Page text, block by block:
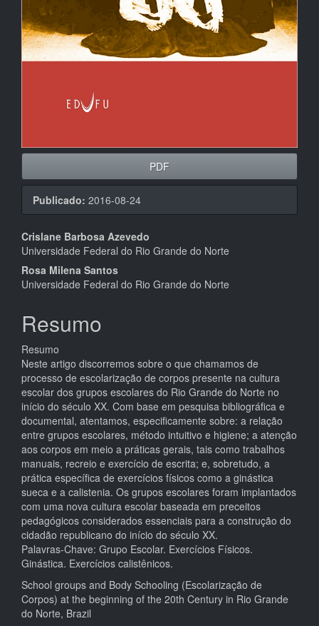
PDF
Publicado: 2016-08-24
Conteúdo
do
artigo
principal
Crislane Barbosa Azevedo
Universidade Federal do Rio Grande do Norte
Rosa Milena Santos
Universidade Federal do Rio Grande do Norte
Resumo
Resumo
Neste artigo discorremos sobre o que chamamos de
processo de escolarização de corpos presente na cultura
escolar dos grupos escolares do Rio Grande do Norte no
início do século XX. Com base em pesquisa bibliográfica e
documental, atentamos, especificamente sobre: a relação
entre grupos escolares, método intuitivo e higiene; a atenção
aos corpos em meio a práticas gerais, tais como trabalhos
manuais, recreio e exercício de escrita; e, sobretudo, a
prática específica de exercícios físicos como a ginástica
sueca e a calistenia. Os grupos escolares foram implantados
com uma nova cultura escolar baseada em preceitos
pedagógicos considerados essenciais para a construção do
cidadão republicano do início do século XX.
Palavras-Chave: Grupo Escolar. Exercícios Físicos.
Ginástica. Exercícios calistênicos.
School groups and Body Schooling (Escolarização de
Corpos) at the beginning of the 20th Century in Rio Grande
do Norte, Brazil